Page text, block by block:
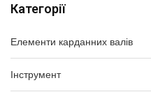
Категорії
Елементи карданних валів
Інструмент